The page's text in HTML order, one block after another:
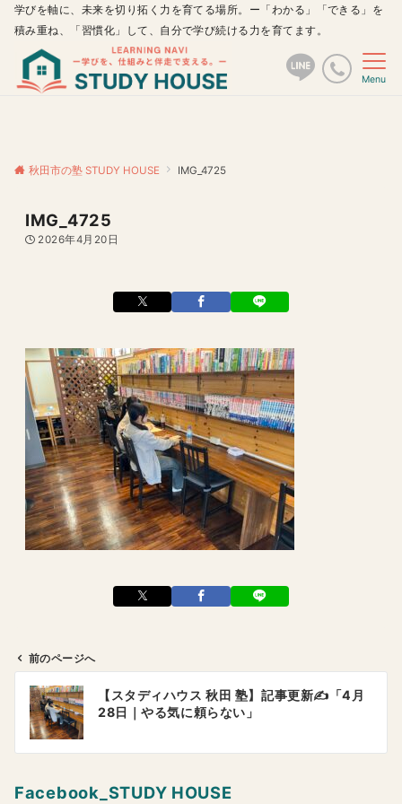
学びを軸に、未来を切り拓く力を育てる場所。ー「わかる」「できる」を
積み重ね、「習慣化」して、自分で学び続ける力を育てます。
Menu
秋田市の塾 STUDY HOUSE IMG_4725
IMG_4725
2026年4月20日
ー
前のページへ
【スタディハウス 秋田 塾】記事更新✍️「4月
28日｜やる気に頼らない」
Facebook_STUDY HOUSE